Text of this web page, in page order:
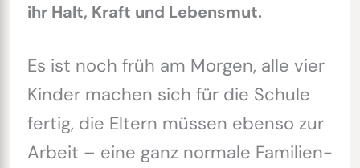
ihr Halt, Kraft und Lebensmut.
Es ist noch früh am Morgen, alle vier
Kinder machen sich für die Schule
fertig, die Eltern müssen ebenso zur
Arbeit – eine ganz normale Familien-